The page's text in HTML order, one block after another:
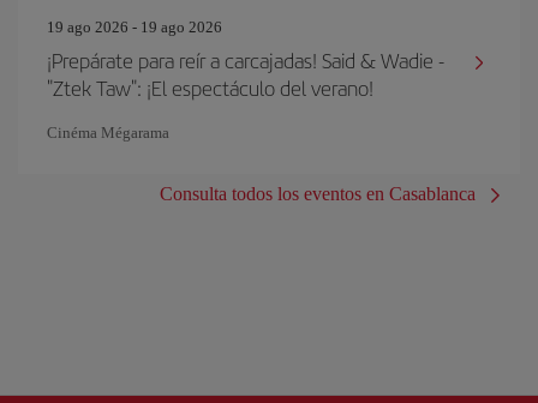
19 ago 2026 - 19 ago 2026
¡Prepárate para reír a carcajadas! Said & Wadie -
"Ztek Taw": ¡El espectáculo del verano!
Cinéma Mégarama
Consulta todos los eventos en Casablanca